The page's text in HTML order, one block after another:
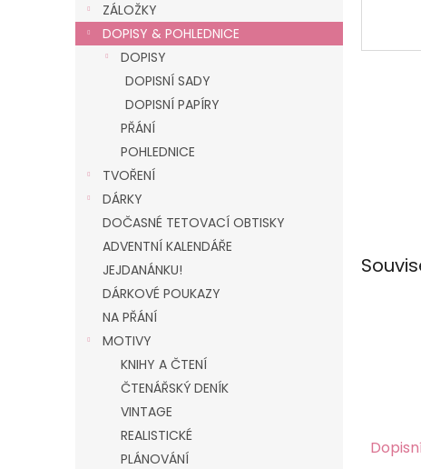
ZÁLOŽKY
DOPISY & POHLEDNICE
DOPISY
DOPISNÍ SADY
DOPISNÍ PAPÍRY
PŘÁNÍ
POHLEDNICE
TVOŘENÍ
DÁRKY
DOČASNÉ TETOVACÍ OBTISKY
ADVENTNÍ KALENDÁŘE
JEJDANÁNKU!
DÁRKOVÉ POUKAZY
NA PŘÁNÍ
MOTIVY
KNIHY A ČTENÍ
ČTENÁŘSKÝ DENÍK
VINTAGE
REALISTICKÉ
PLÁNOVÁNÍ